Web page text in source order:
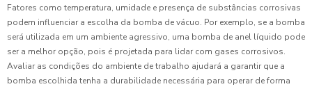
Fatores como temperatura, umidade e presença de substâncias corrosivas
podem influenciar a escolha da bomba de vácuo. Por exemplo, se a bomba
será utilizada em um ambiente agressivo, uma bomba de anel líquido pode
ser a melhor opção, pois é projetada para lidar com gases corrosivos.
Avaliar as condições do ambiente de trabalho ajudará a garantir que a
bomba escolhida tenha a durabilidade necessária para operar de forma